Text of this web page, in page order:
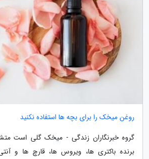
روغن میخک را برای بچه ها استفاده نکنید
گروه خبرنگاران زندگی - میخک گلی است
برنده باکتری ها، ویروس ها، قارچ ها و